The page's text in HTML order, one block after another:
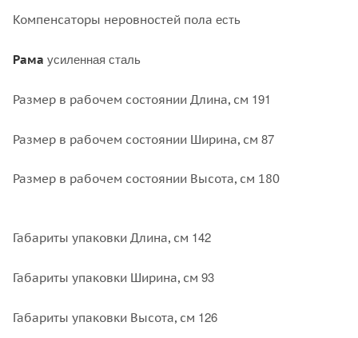
Компенсаторы неровностей пола есть
Рама усиленная сталь
Размер в рабочем состоянии Длина, см 191
Размер в рабочем состоянии Ширина, см 87
Размер в рабочем состоянии Высота, см 180
Габариты упаковки Длина, см 142
Габариты упаковки Ширина, см 93
Габариты упаковки Высота, см 126